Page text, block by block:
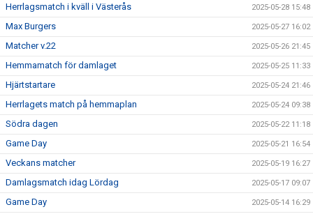
Herrlagsmatch i kväll i Västerås 2025-05-28 15:48
Max Burgers 2025-05-27 16:02
Matcher v.22 2025-05-26 21:45
Hemmamatch för damlaget 2025-05-25 11:33
Hjärtstartare 2025-05-24 21:46
Herrlagets match på hemmaplan 2025-05-24 09:38
Södra dagen 2025-05-22 11:18
Game Day 2025-05-21 16:54
Veckans matcher 2025-05-19 16:27
Damlagsmatch idag Lördag 2025-05-17 09:07
Game Day 2025-05-14 16:29